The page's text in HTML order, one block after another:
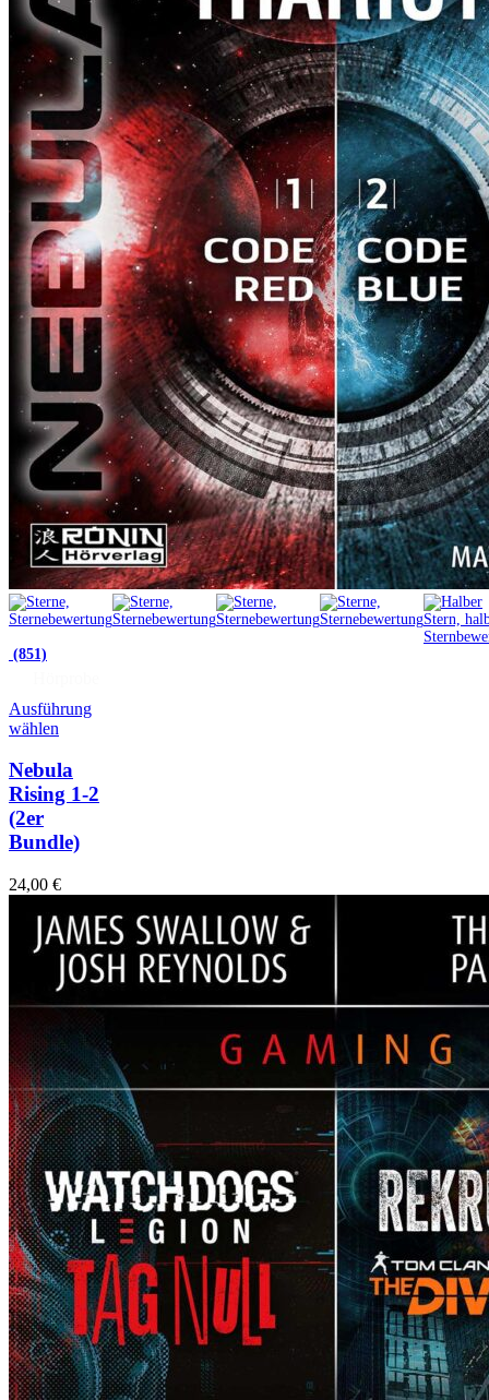
(851)
Ausführung
wählen
Nebula
Rising 1-2
(2er
Bundle)
24,00 €